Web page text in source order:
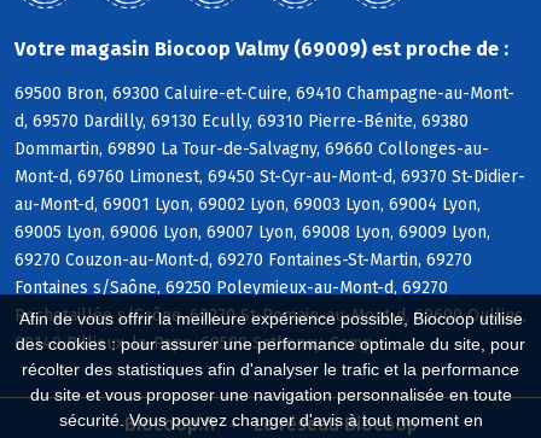
Afin de vous offrir la meilleure expérience possible, Biocoop utilise
des cookies : pour assurer une performance optimale du site, pour
récolter des statistiques afin d'analyser le trafic et la performance
du site et vous proposer une navigation personnalisée en toute
sécurité. Vous pouvez changer d'avis à tout moment en
Votre magasin Biocoop Valmy (69009) est proche de :
69500 Bron, 69300 Caluire-et-Cuire, 69410 Champagne-au-Mont-
d, 69570 Dardilly, 69130 Ecully, 69310 Pierre-Bénite, 69380
Dommartin, 69890 La Tour-de-Salvagny, 69660 Collonges-au-
Mont-d, 69760 Limonest, 69450 St-Cyr-au-Mont-d, 69370 St-Didier-
au-Mont-d, 69001 Lyon, 69002 Lyon, 69003 Lyon, 69004 Lyon,
69005 Lyon, 69006 Lyon, 69007 Lyon, 69008 Lyon, 69009 Lyon,
69270 Couzon-au-Mont-d, 69270 Fontaines-St-Martin, 69270
Fontaines s/Saône, 69250 Poleymieux-au-Mont-d, 69270
Rochetaillée s/Saône, 69270 St-Romain-au-Mont-d, 69600 Oullins,
69140 Rillieux-la-Pape, 69580 Sathonay-Camp
Biocoop.fr Le réseau Biocoop